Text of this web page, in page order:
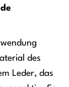
des
Leder, das